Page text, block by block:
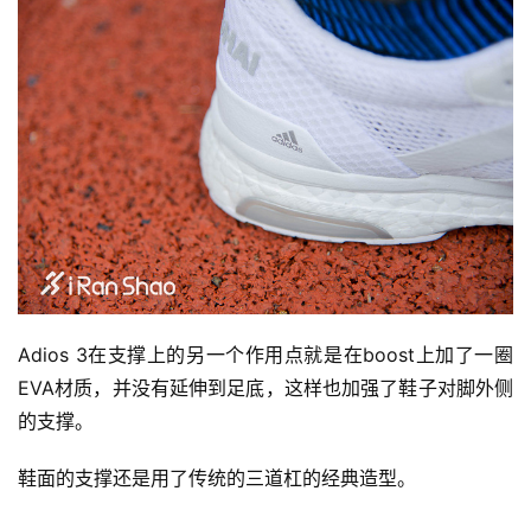
Adios 3在支撑上的另一个作用点就是在boost上加了一圈
EVA材质，并没有延伸到足底，这样也加强了鞋子对脚外侧
的支撑。
鞋面的支撑还是用了传统的三道杠的经典造型。